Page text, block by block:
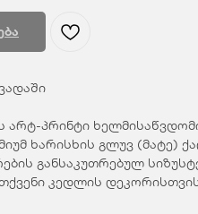
არტ-პრინტი
ხარისხის გლუვ (მატე)
განსაკუთრებულ
კედლის